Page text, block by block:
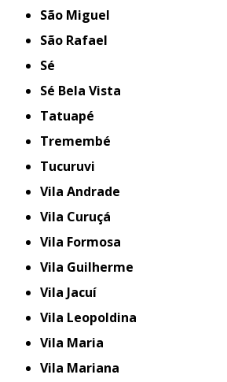
São Miguel
São Rafael
Sé
Sé Bela Vista
Tatuapé
Tremembé
Tucuruvi
Vila Andrade
Vila Curuçá
Vila Formosa
Vila Guilherme
Vila Jacuí
Vila Leopoldina
Vila Maria
Vila Mariana